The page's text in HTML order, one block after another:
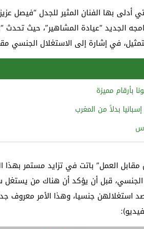
أدلى بها الفنان المثير للجدل “فيصل
الجديد “عيادة المشاهير”، حيث
في إشارة إلى الاستغلال الجنسي
بأرقام مميزة
بدلاً من المغرب
العمل” باتت في تزايد مستمر
الجنسي، قبل أن يؤكد أن هناك من
استغلالهن جنسيا، وهذا الأمر معروف